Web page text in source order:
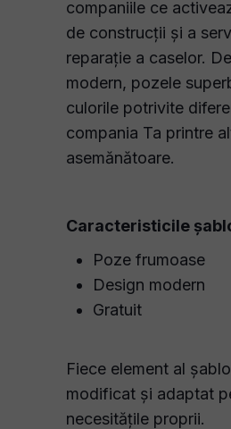
companiile ce
de construcții și a
reparație a caselor.
modern, pozele
culorile potrivite
compania Ta printre
asemănătoare.
Caracteristicile
Poze frumoase
Design modern
Gratuit
Fiece element al
modificat și adaptat
necesitățile proprii.